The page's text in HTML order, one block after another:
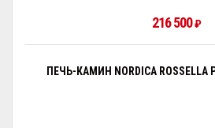
216 500₽
ПЕЧЬ-КАМИН NORDICA ROSSELLA